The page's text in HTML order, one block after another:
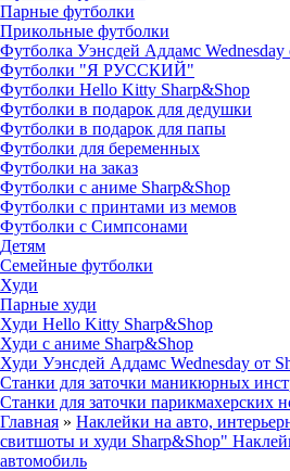
Парные футболки
Прикольные футболки
Футболка Уэнсдей Аддамс Wednesday
Футболки "Я РУССКИЙ"
Футболки Hello Kitty Sharp&Shop
Футболки в подарок для дедушки
Футболки в подарок для папы
Футболки для беременных
Футболки на заказ
Футболки с аниме Sharp&Shop
Футболки с принтами из мемов
Футболки с Симпсонами
Детям
Семейные футболки
Худи
Парные худи
Худи Hello Kitty Sharp&Shop
Худи с аниме Sharp&Shop
Худи Уэнсдей Аддамс Wednesday от
Станки для заточки маникюрных
Станки для заточки парикмахерских
Главная » Наклейки на авто,
свитшоты и худи Sharp&Shop"
автомобиль